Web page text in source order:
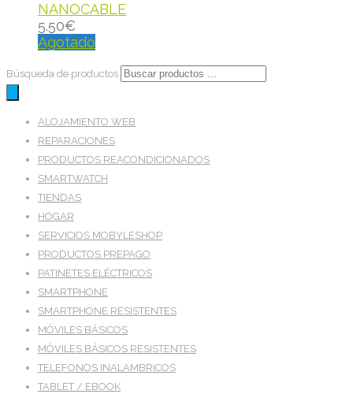
NANOCABLE
5.50€
Agotado
Búsqueda de productos
ALOJAMIENTO WEB
REPARACIONES
PRODUCTOS REACONDICIONADOS
SMARTWATCH
TIENDAS
HOGAR
SERVICIOS MOBYLESHOP
PRODUCTOS PREPAGO
PATINETES ELÉCTRICOS
SMARTPHONE
SMARTPHONE RESISTENTES
MÓVILES BÁSICOS
MÓVILES BÁSICOS RESISTENTES
TELEFONOS INALAMBRICOS
TABLET / EBOOK